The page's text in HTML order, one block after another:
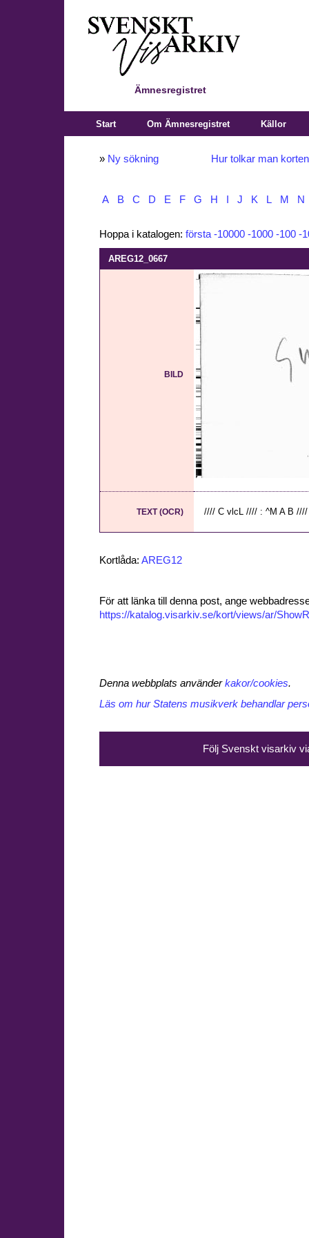
Ämnesregistret
Start Om Ämnesregistret Källor
» Ny sökning Hur tolkar man
A B C D E F G H J K L M N
Hoppa i katalogen: första -10000 -1000 -100 -
AREG12_0667
BILD
TEXT (OCR) //// C vlcL //// : ^M A B
Kortlåda: AREG12
För att länka till denna post, ange
https://katalog.visarkiv.se/kort/views/ar/
Denna webbplats använderkakor/cookies.
Läs om hur Statens musikverk behandlar
Följ Svenskt visarkiv